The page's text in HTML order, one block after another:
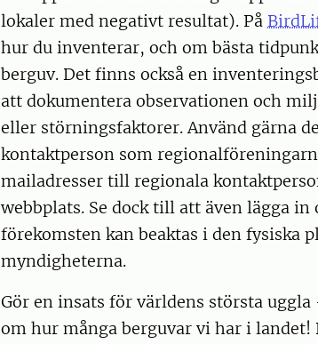
lokaler med negativt resultat). På
hur du inventerar, och om bästa
berguv. Det finns också en
att dokumentera observationen och
eller störningsfaktorer. Använd gärna
kontaktperson som
mailadresser till regionala
webbplats. Se dock till att även lägga
förekomsten kan beaktas i den fysiska
myndigheterna.
Gör en insats för världens största
om hur många berguvar vi har i